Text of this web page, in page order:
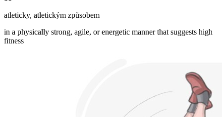
atleticky, atletickým způsobem
in a physically strong, agile, or energetic manner that suggests high
fitness